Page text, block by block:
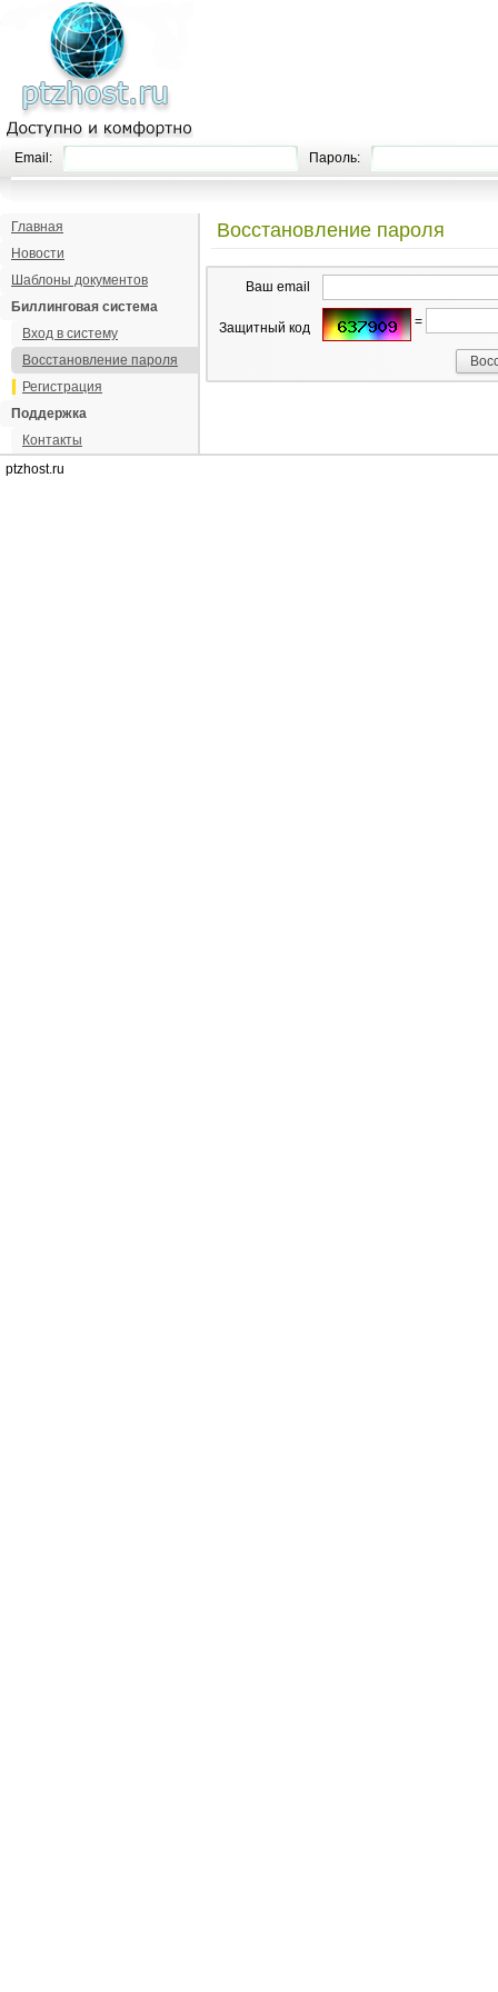
Email: Пароль:
Главная
Новости
Шаблоны документов
Биллинговая система
Вход в систему
Восстановление пароля
Регистрация
Поддержка
Контакты
Восстановление пароля
Ваш email
Защитный код =
ptzhost.ru